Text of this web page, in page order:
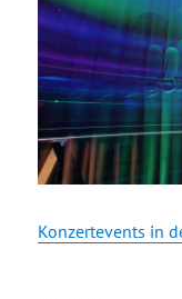
Konzertevents in